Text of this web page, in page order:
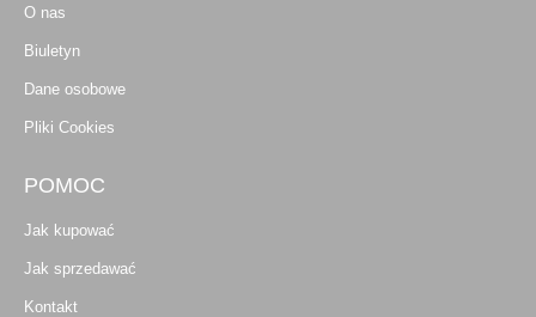
O nas
Biuletyn
Dane osobowe
Pliki Cookies
POMOC
Jak kupować
Jak sprzedawać
Kontakt